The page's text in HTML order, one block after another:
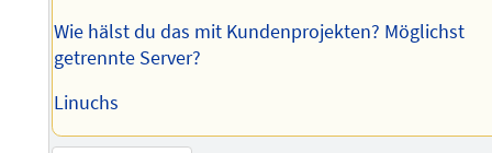
Wie hälst du das mit Kundenprojekten? Möglichst
getrennte Server?
Linuchs